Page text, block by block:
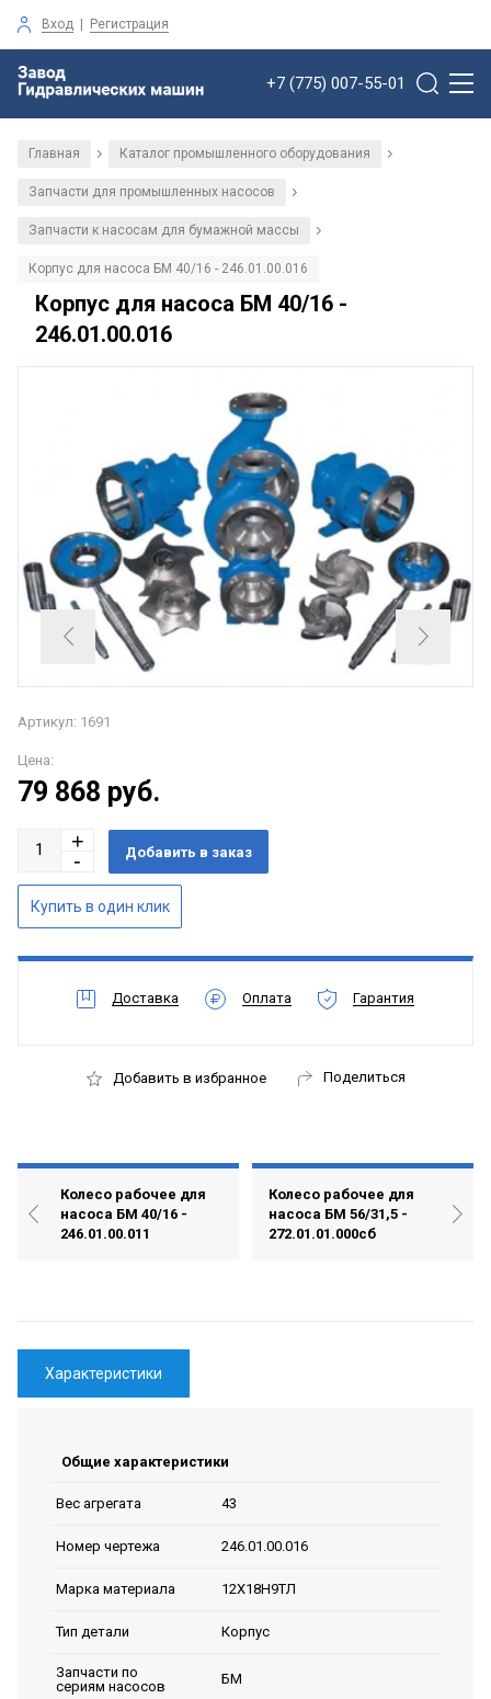
Вход | Регистрация
+7 (775) 007-55-01
Главная / Каталог промышленного оборудования /
Запчасти для промышленных насосов /
Запчасти к насосам для бумажной массы /
Корпус для насоса БМ 40/16 - 246.01.00.016
Корпус для насоса БМ 40/16 -
246.01.00.016
Артикул: 1691
Цена:
79 868 руб.
Доставка Оплата Гарантия
Добавить в избранное Поделиться
Колесо рабочее для
насоса БМ 40/16 -
246.01.00.011
Колесо рабочее для
насоса БМ 56/31,5 -
272.01.01.000сб
Характеристики
Общие характеристики
Вес агрегата 43
Номер чертежа 246.01.00.016
Марка материала 12Х18Н9ТЛ
Тип детали Корпус
Запчасти по
сериям насосов
БМ